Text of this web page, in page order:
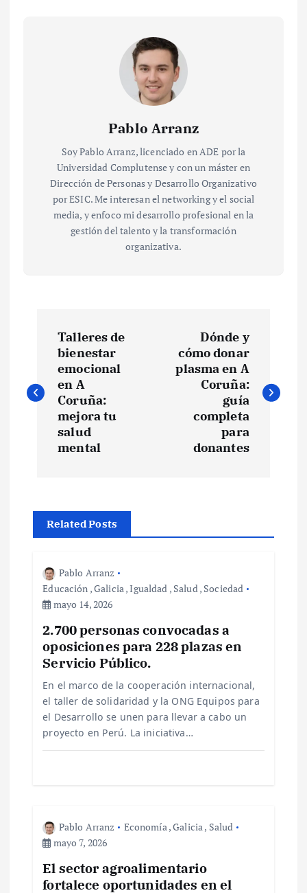
Pablo Arranz
Soy Pablo Arranz, licenciado en ADE por la
Universidad Complutense y con un máster en
Dirección de Personas y Desarrollo Organizativo
por ESIC. Me interesan el networking y el social
media, y enfoco mi desarrollo profesional en la
gestión del talento y la transformación
organizativa.
v
Talleres de
bienestar
emocional
en A
Coruña:
mejora tu
salud
mental
Dónde y
cómo donar
plasma en A
Coruña:
guía
completa
para
donantes
Related Posts
Pablo Arranz
Educación ,Galicia,Igualdad , Salud, Sociedad
mayo 14, 2026
2.700 personas convocadas a
oposiciones para 228 plazas en
Servicio Público.
En el marco de la cooperación internacional,
el taller de solidaridad y la ONG Equipos para
el Desarrollo se unen para llevar a cabo un
proyecto en Perú. La iniciativa…
Pablo Arranz Economía,Galicia, Salud
mayo 7, 2026
El sector agroalimentario
fortalece oportunidades en el